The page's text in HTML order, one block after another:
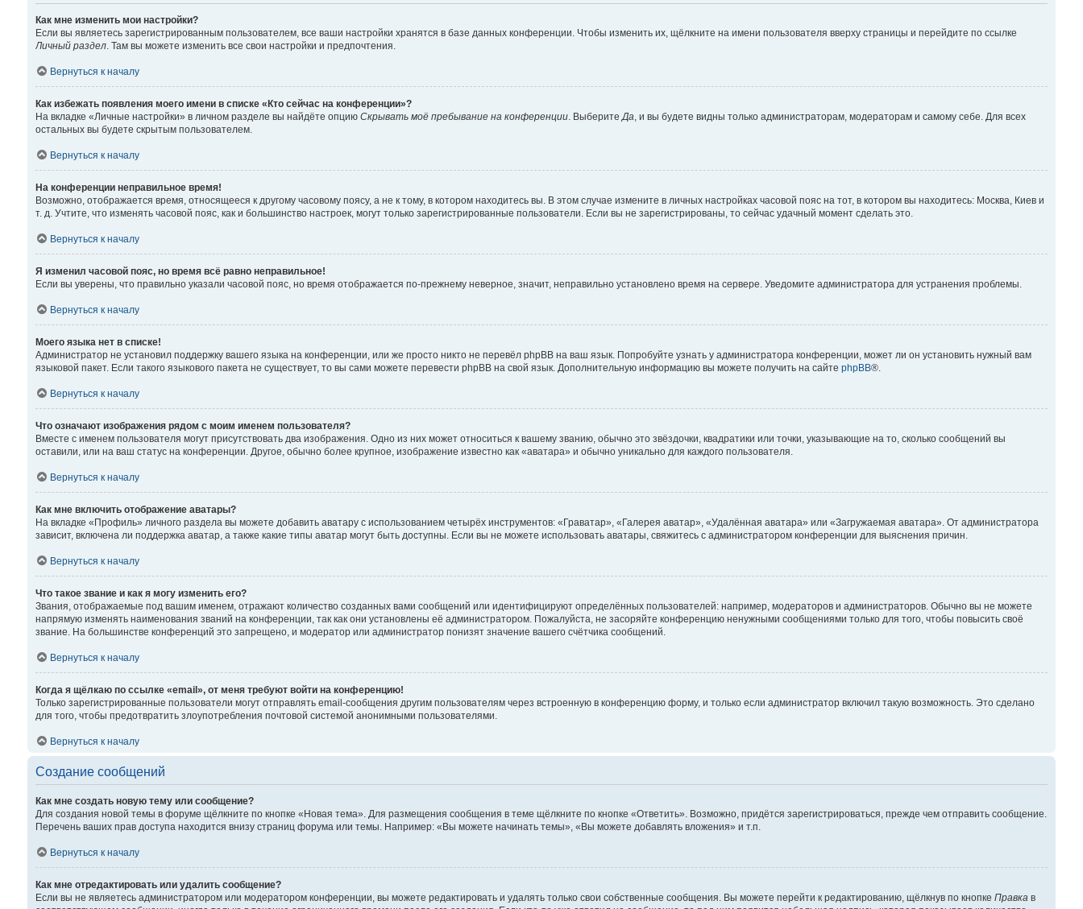
Как мне изменить мои настройки?
Если вы являетесь зарегистрированным пользователем, все ваши настройки хранятся в базе данных конференции. Чтобы изменить их, щёлкните на имени пользователя вверху страницы и перейдите по ссылке
Личный раздел. Там вы можете изменить все свои настройки и предпочтения.
Вернуться к началу
Как избежать появления моего имени в списке «Кто сейчас на конференции»?
На вкладке «Личные настройки» в личном разделе вы найдёте опцию Скрывать моё пребывание на конференции. ВыберитеДа, и вы будете видны только администраторам, модераторам и самому себе. Для всех
остальных вы будете скрытым пользователем.
Вернуться к началу
На конференции неправильное время!
Возможно, отображается время, относящееся к другому часовому поясу, а не к тому, в котором находитесь вы. В этом случае измените в личных настройках часовой пояс на тот, в котором вы находитесь: Москва, Киев и
т. д. Учтите, что изменять часовой пояс, как и большинство настроек, могут только зарегистрированные пользователи. Если вы не зарегистрированы, то сейчас удачный момент сделать это.
Вернуться к началу
Я изменил часовой пояс, но время всё равно неправильное!
Если вы уверены, что правильно указали часовой пояс, но время отображается по-прежнему неверное, значит, неправильно установлено время на сервере. Уведомите администратора для устранения проблемы.
Вернуться к началу
Моего языка нет в списке!
Администратор не установил поддержку вашего языка на конференции, или же просто никто не перевёл phpBB на ваш язык. Попробуйте узнать у администратора конференции, может ли он установить нужный вам
языковой пакет. Если такого языкового пакета не существует, то вы сами можете перевести phpBB на свой язык. Дополнительную информацию вы можете получить на сайте phpBB®.
Вернуться к началу
Что означают изображения рядом с моим именем пользователя?
Вместе с именем пользователя могут присутствовать два изображения. Одно из них может относиться к вашему званию, обычно это звёздочки, квадратики или точки, указывающие на то, сколько сообщений вы
оставили, или на ваш статус на конференции. Другое, обычно более крупное, изображение известно как «аватара» и обычно уникально для каждого пользователя.
Вернуться к началу
Как мне включить отображение аватары?
На вкладке «Профиль» личного раздела вы можете добавить аватару с использованием четырёх инструментов: «Граватар», «Галерея аватар», «Удалённая аватара» или «Загружаемая аватара». От администратора
зависит, включена ли поддержка аватар, а также какие типы аватар могут быть доступны. Если вы не можете использовать аватары, свяжитесь с администратором конференции для выяснения причин.
Вернуться к началу
Что такое звание и как я могу изменить его?
Звания, отображаемые под вашим именем, отражают количество созданных вами сообщений или идентифицируют определённых пользователей: например, модераторов и администраторов. Обычно вы не можете
напрямую изменять наименования званий на конференции, так как они установлены её администратором. Пожалуйста, не засоряйте конференцию ненужными сообщениями только для того, чтобы повысить своё
звание. На большинстве конференций это запрещено, и модератор или администратор понизят значение вашего счётчика сообщений.
Вернуться к началу
Когда я щёлкаю по ссылке «email», от меня требуют войти на конференцию!
Только зарегистрированные пользователи могут отправлять email-сообщения другим пользователям через встроенную в конференцию форму, и только если администратор включил такую возможность. Это сделано
для того, чтобы предотвратить злоупотребления почтовой системой анонимными пользователями.
Вернуться к началу
Создание сообщений
Как мне создать новую тему или сообщение?
Для создания новой темы в форуме щёлкните по кнопке «Новая тема». Для размещения сообщения в теме щёлкните по кнопке «Ответить». Возможно, придётся зарегистрироваться, прежде чем отправить сообщение.
Перечень ваших прав доступа находится внизу страниц форума или темы. Например: «Вы можете начинать темы», «Вы можете добавлять вложения» и т.п.
Вернуться к началу
Как мне отредактировать или удалить сообщение?
Если вы не являетесь администратором или модератором конференции, вы можете редактировать и удалять только свои собственные сообщения. Вы можете перейти к редактированию, щёлкнув по кнопке Правкав